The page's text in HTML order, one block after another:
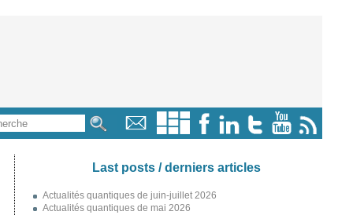
Last posts / derniers articles
Actualités quantiques de juin-juillet 2026
Actualités quantiques de mai 2026